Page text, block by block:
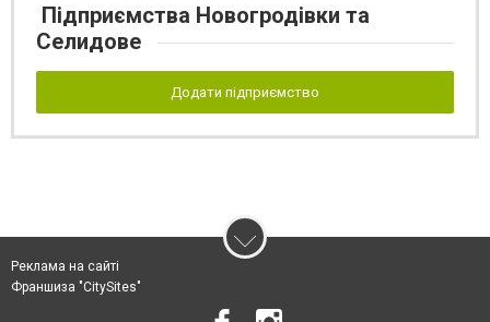
Підприємства Новогродівки та
Селидове
Додати підприємство
Реклама на сайті
Франшиза "CitySites"